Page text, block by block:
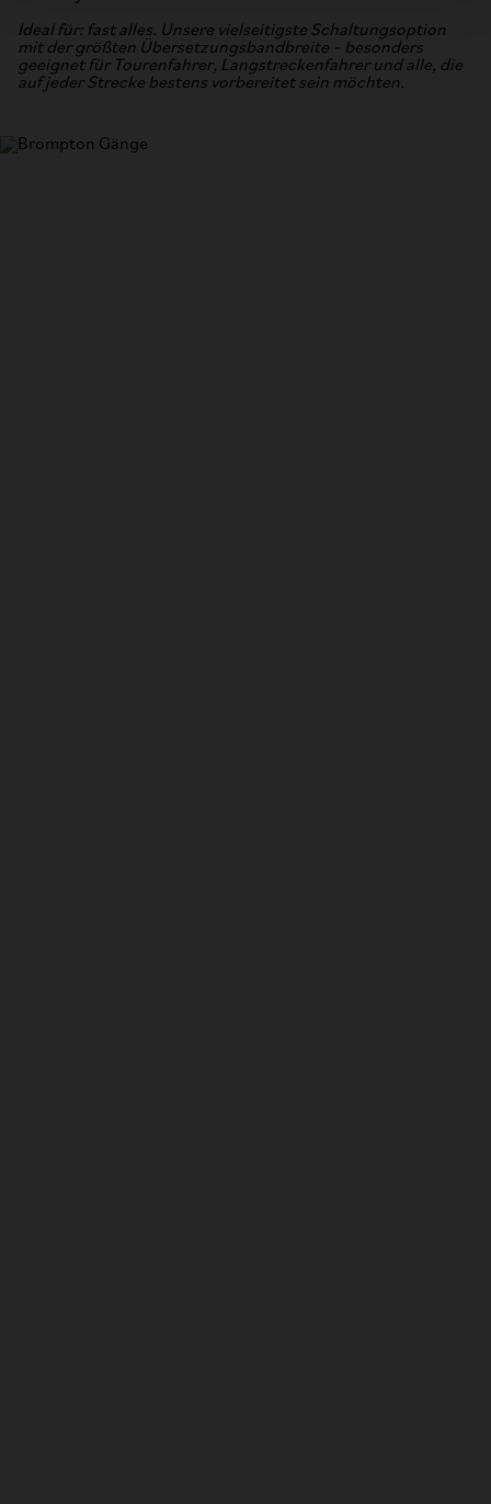
Ideal für: fast alles. Unsere vielseitigste Schaltungsoption
mit der größten Übersetzungsbandbreite – besonders
geeignet für Tourenfahrer, Langstreckenfahrer und alle, die
auf jeder Strecke bestens vorbereitet sein möchten.